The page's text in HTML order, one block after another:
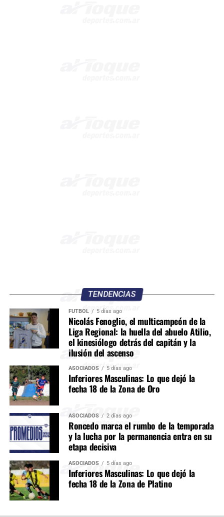
TENDENCIAS
FÚTBOL 5 días ago
Nicolás Fenoglio, el multicampeón de la
Liga Regional: la huella del abuelo Atilio,
el kinesiólogo detrás del capitán y la
ilusión del ascenso
ASOCIADOS 5 días ago
Inferiores Masculinas: Lo que dejó la
fecha 18 de la Zona de Oro
ASOCIADOS 2 días ago
Roncedo marca el rumbo de la temporada
y la lucha por la permanencia entra en su
etapa decisiva
ASOCIADOS 5 días ago
Inferiores Masculinas: Lo que dejó la
fecha 18 de la Zona de Platino